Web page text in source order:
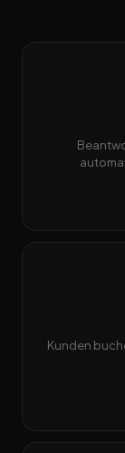
Kunden